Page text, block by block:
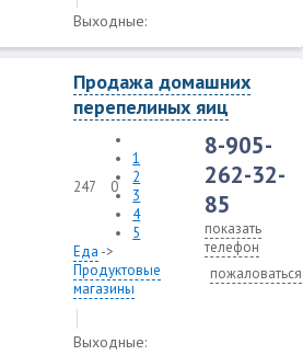
Выходные:
Продажа домашних
перепелиных яиц
247 0
1
2
3
4
5
Еда ->
Продуктовые
магазины
Выходные:
8-905-
262-32-
85
показать
телефон
пожаловаться